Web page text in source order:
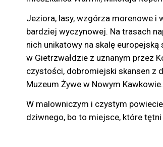
Jeziora, lasy, wzgórza morenowe i
bardziej wyczynowej. Na trasach
nich unikatowy na skalę
w Gietrzwałdzie z uznanym przez
czystości, dobromiejski skansen z
Muzeum Żywe w Nowym
W malowniczym i czystym
dziwnego, bo to miejsce, które